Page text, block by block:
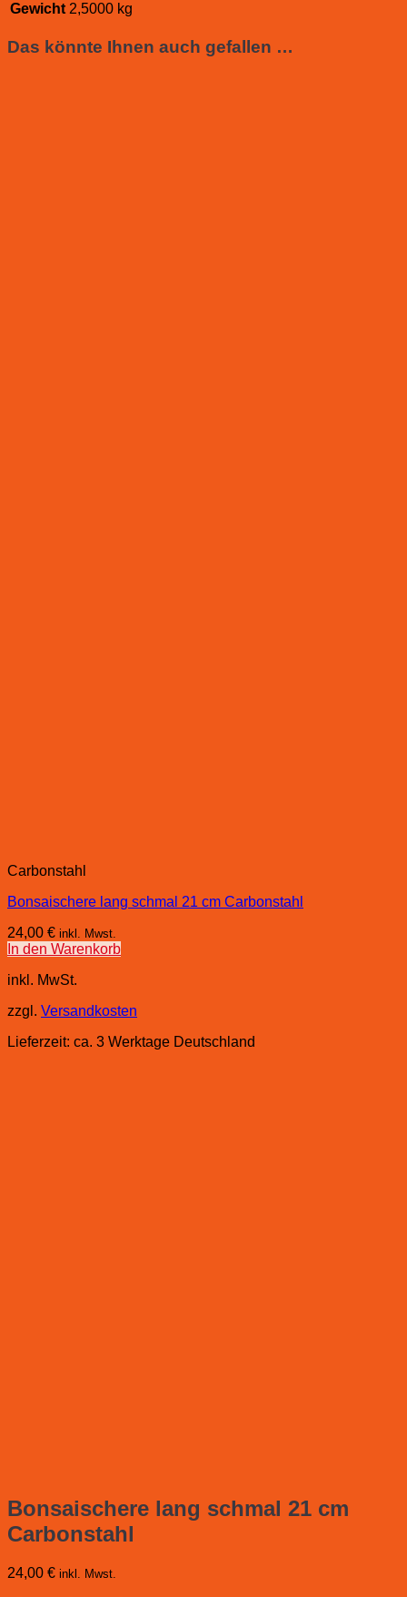
Gewicht 2,5000 kg
Das könnte Ihnen auch gefallen …
Carbonstahl
Bonsaischere lang schmal 21 cm Carbonstahl
24,00 € inkl. Mwst.
In den Warenkorb
inkl. MwSt.
zzgl. Versandkosten
Lieferzeit: ca. 3 Werktage Deutschland
Bonsaischere lang schmal 21 cm
Carbonstahl
24,00 € inkl. Mwst.